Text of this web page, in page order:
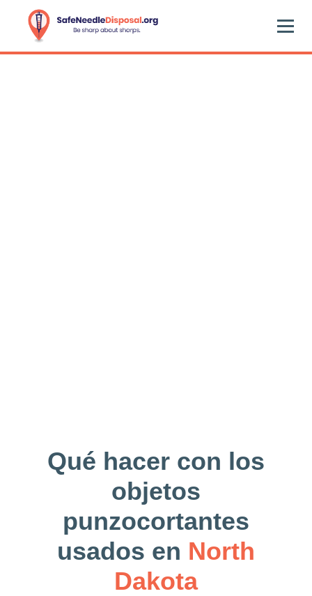
Qué hacer con los
objetos
punzocortantes
usados en North
Dakota